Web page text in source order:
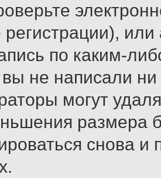
по каким-
не написали
могут
размера
снова и